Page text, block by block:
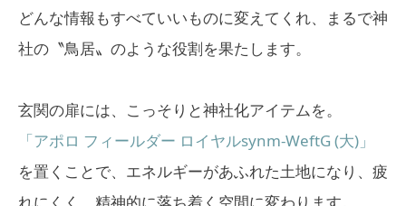
どんな情報もすべていいものに変えてくれ、まるで神
社の〝鳥居〟のような役割を果たします。
玄関の扉には、こっそりと神社化アイテムを。
「アポロ フィールダー ロイヤルsynm-WeftG (大)」
を置くことで、エネルギーがあふれた土地になり、疲
れにくく、精神的に落ち着く空間に変わります。